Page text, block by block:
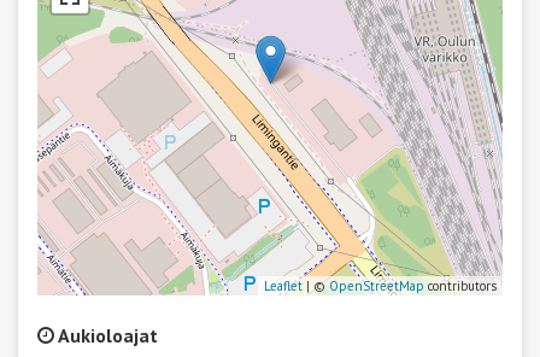
Leaflet | © OpenStreetMap contributors
Aukioloajat